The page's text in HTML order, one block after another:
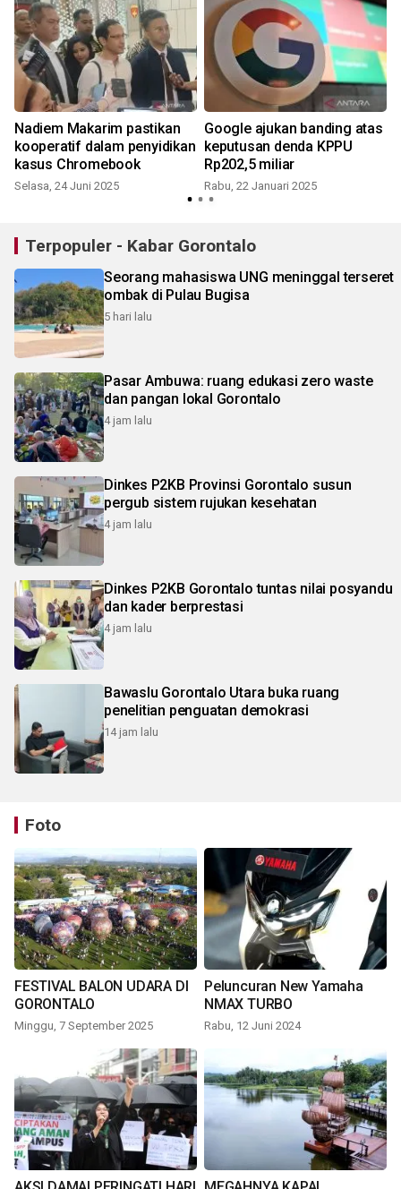
Nadiem Makarim pastikan
kooperatif dalam penyidikan
kasus Chromebook
Selasa, 24 Juni 2025
Google ajukan banding atas
keputusan denda KPPU
Rp202,5 miliar
Rabu, 22 Januari 2025
Terpopuler - Kabar Gorontalo
Seorang mahasiswa UNG meninggal terseret
ombak di Pulau Bugisa
5 hari lalu
Pasar Ambuwa: ruang edukasi zero waste
dan pangan lokal Gorontalo
4 jam lalu
Dinkes P2KB Provinsi Gorontalo susun
pergub sistem rujukan kesehatan
4 jam lalu
Dinkes P2KB Gorontalo tuntas nilai posyandu
dan kader berprestasi
4 jam lalu
Bawaslu Gorontalo Utara buka ruang
penelitian penguatan demokrasi
14 jam lalu
Foto
FESTIVAL BALON UDARA DI
GORONTALO
Minggu, 7 September 2025
Peluncuran New Yamaha
NMAX TURBO
Rabu, 12 Juni 2024